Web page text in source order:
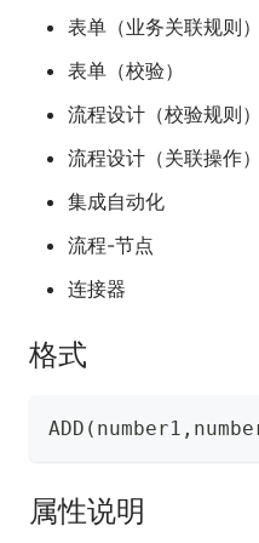
表单（业务关联规则）
表单（校验）
流程设计（校验规则）
流程设计（关联操作）
集成自动化
流程-节点
连接器
格式
属性说明